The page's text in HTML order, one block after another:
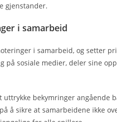
gjenstander.
i samarbeid
i samarbeid, og setter
sosiale medier, deler sine
bekymringer angående
å sikre at samarbeidene ikke